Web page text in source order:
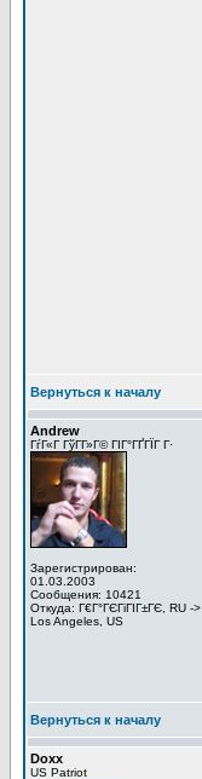
Вернуться к началу
Andrew
ГѓГ«Г ГўГ­Г»Г© ГІГ°ГҐГЇГ Г·
Зарегистрирован:
01.03.2003
Сообщения: 10421
Откуда: Г€Г°ГЄГіГІГ±ГЄ, RU ->
Los Angeles, US
Вернуться к началу
Doxx
US Patriot